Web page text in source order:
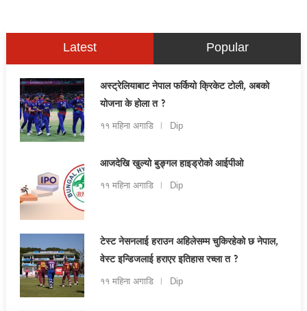
Latest Popular
अस्ट्रेलियाबाट नेपाल फर्कियो क्रिकेट टोली, अबको
योजना के होला त ?
११ महिना अगाडि Dip
आजदेखि खुल्यो बुङ्गल हाइड्रोको आईपीओ
११ महिना अगाडि Dip
टेस्ट नेसनलाई हराउन अहिलेसम्म चुकिरहेको छ नेपाल,
वेस्ट इन्डिजलाई हराएर इतिहास रच्ला त ?
११ महिना अगाडि Dip